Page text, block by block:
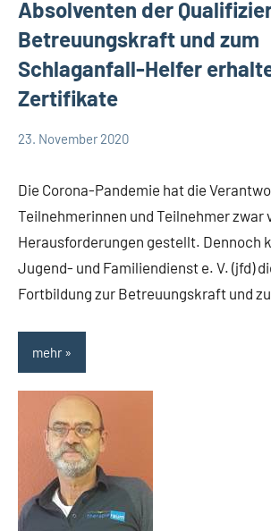
Absolventen der
Betreuungskraft und zum
Schlaganfall-Helfer
Zertifikate
23. November 2020
Die Corona-Pandemie hat die
Teilnehmerinnen und Teilnehmer zwar
Herausforderungen gestellt. Dennoch
Jugend- und Familiendienst e. V. (jfd)
Fortbildung zur Betreuungskraft und
mehr